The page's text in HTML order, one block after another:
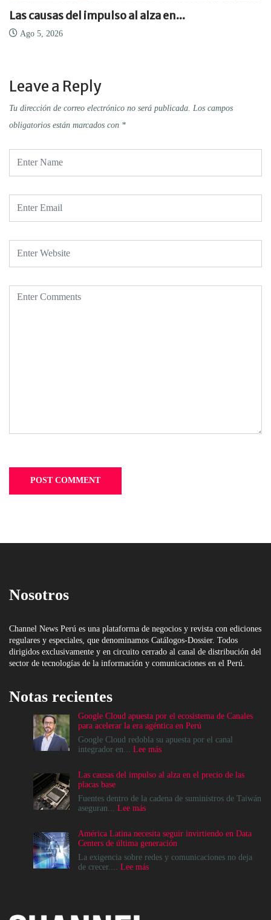
Las causas del impulso al alza en...
Ago 5, 2026
Leave a Reply
Tu dirección de correo electrónico no será publicada. Los campos
obligatorios están marcados con *
Nosotros
Channel News Perú es una plataforma de negocios y revista con ediciones
regulares y especiales, que denominamos Catálogos-Dossier. Todos
dirigidos exclusivamente y en circuito cerrado al canal de distribución del
sector de tecnologías de la información y comunicaciones en el Perú.
Notas recientes
Google Cloud apuesta por el ecosistema de Canales
para acelerar la era agéntica en Perú
Google Cloud redobla su apuesta por el canal
integrador en... Lee más:
apuesta
el
para
acelerar
la
era
Las causas del impulso al alza en el precio de las
placas base
Fuentes dentro de la cadena de suministros de Taiwán
aseguran... Lee más:
del
impulso
al
alza
América Latina necesita seguir invirtiendo en Data
Centers de última generación
La exigencia sobre redes y comunicaciones no deja
de crecer.... Lee más: